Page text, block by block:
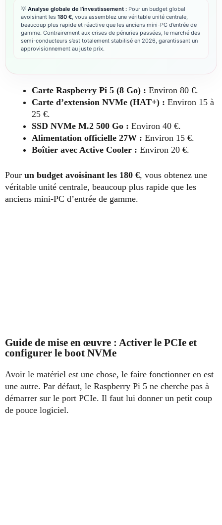
💡 Analyse globale de l’investissement : Pour un budget global
avoisinant les 180 € , vous assemblez une véritable unité centrale,
beaucoup plus rapide et réactive que les anciens mini-PC d’entrée de
gamme. Contrairement aux crises de pénuries passées, le marché des
semi-conducteurs s’est totalement stabilisé en 2026, garantissant un
approvisionnement au juste prix.
Carte Raspberry Pi 5 (8 Go) : Environ 80 €.
Carte d’extension NVMe (HAT+) : Environ 15 à
25 €.
SSD NVMe M.2 500 Go : Environ 40 €.
Alimentation officielle 27W : Environ 15 €.
Boîtier avec Active Cooler : Environ 20 €.
Pour un budget avoisinant les 180 €, vous obtenez une
véritable unité centrale, beaucoup plus rapide que les
anciens mini-PC d’entrée de gamme.
Guide de mise en œuvre : Activer le PCIe et
configurer le boot NVMe
Avoir le matériel est une chose, le faire fonctionner en est
une autre. Par défaut, le Raspberry Pi 5 ne cherche pas à
démarrer sur le port PCIe. Il faut lui donner un petit coup
de pouce logiciel.